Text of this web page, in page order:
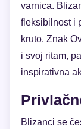
varnica.
fleksibilnost i
kruto. Znak
i svoj ritam,
inspirativna
Blizanci se